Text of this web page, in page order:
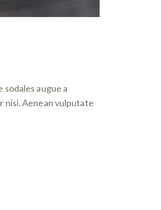
sodales augue a
nisi. Aenean vulputate